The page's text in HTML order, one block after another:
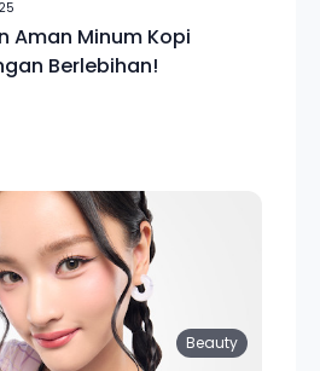
Aman Minum Kopi
Berlebihan!
Beauty